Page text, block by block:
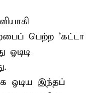
பெற்ற 'கட்டா
ஓடிய இந்தப்